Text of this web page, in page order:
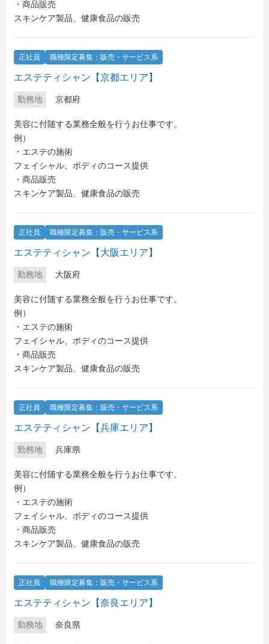
・商品販売
スキンケア製品、健康食品の販売
正社員 職種限定募集：販売・サービス系
エステティシャン【京都エリア】
勤務地 京都府
美容に付随する業務全般を行うお仕事です。
例）
・エステの施術
フェイシャル、ボディのコース提供
・商品販売
スキンケア製品、健康食品の販売
正社員 職種限定募集：販売・サービス系
エステティシャン【大阪エリア】
勤務地 大阪府
美容に付随する業務全般を行うお仕事です。
例）
・エステの施術
フェイシャル、ボディのコース提供
・商品販売
スキンケア製品、健康食品の販売
正社員 職種限定募集：販売・サービス系
エステティシャン【兵庫エリア】
勤務地 兵庫県
美容に付随する業務全般を行うお仕事です。
例）
・エステの施術
フェイシャル、ボディのコース提供
・商品販売
スキンケア製品、健康食品の販売
正社員 職種限定募集：販売・サービス系
エステティシャン【奈良エリア】
勤務地 奈良県